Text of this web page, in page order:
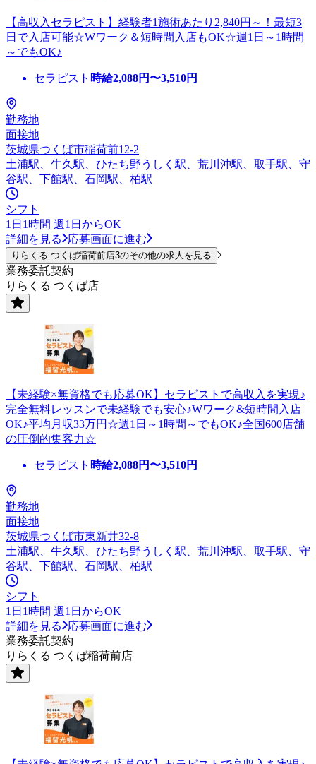
【高収入セラピスト】経験者1施術あたり2,840円～！最短3
日で入店可能☆Wワーク＆短時間入店もOK☆週1日～1時間
～でもOK♪
セラピスト 時給2,088円〜3,510円
勤務地
面接地
茨城県つくば市稲荷前12-2
土浦駅、牛久駅、ひたち野うしく駅、荒川沖駅、取手駅、守
谷駅、下館駅、石岡駅、柏駅
シフト
1日1時間 週1日からOK
詳細を見る
応募画面に進む
りらくる つくば稲荷前店3のその他の求人を見る
業務委託契約
りらくる つくば店
【未経験×無資格でも応募OK】セラピストで高収入を実現♪
完全無料レッスンで未経験でも安心♪Wワーク&短時間入店
OK♪平均月収33万円☆週1日～1時間～でもOK♪全国600店舗
の圧倒的集客力☆
セラピスト 時給2,088円〜3,510円
勤務地
面接地
茨城県つくば市東新井32-8
土浦駅、牛久駅、ひたち野うしく駅、荒川沖駅、取手駅、守
谷駅、下館駅、石岡駅、柏駅
シフト
1日1時間 週1日からOK
詳細を見る
応募画面に進む
業務委託契約
りらくる つくば稲荷前店